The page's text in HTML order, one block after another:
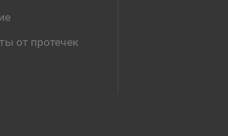
от протечек